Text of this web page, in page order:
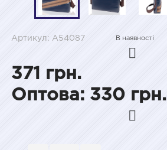
Артикул: A54087 В наявності
371 грн.
Оптова: 330 грн.